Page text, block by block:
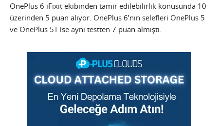
OnePlus 6 iFixit ekibinden tamir edilebilirlik konusunda 10
üzerinden 5 puan alıyor. OnePlus 6’nın selefleri OnePlus 5
ve OnePlus 5T ise aynı testten 7 puan almıştı.